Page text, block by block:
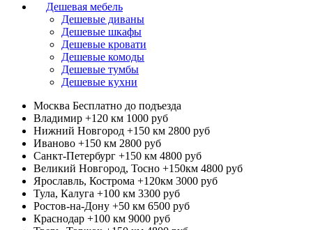
Дешевая мебель
Дешевые диваны
Дешевые шкафы
Дешевые кровати
Дешевые комоды
Дешевые тумбы
Дешевые кухни
Москва Бесплатно до подъезда
Владимир +120 км 1000 руб
Нижний Новгород +150 км 2800 руб
Иваново +150 км 2800 руб
Санкт-Петербург +150 км 4800 руб
Великий Новгород, Тосно +150км 4800 руб
Ярославль, Кострома +120км 3000 руб
Тула, Калуга +100 км 3300 руб
Ростов-на-Дону +50 км 6500 руб
Краснодар +100 км 9000 руб